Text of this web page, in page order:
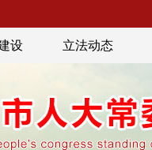
设 立法动态